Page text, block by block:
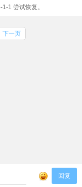
1-1 尝试恢复。
下一页